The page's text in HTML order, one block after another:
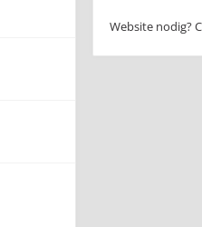
Website nodig?